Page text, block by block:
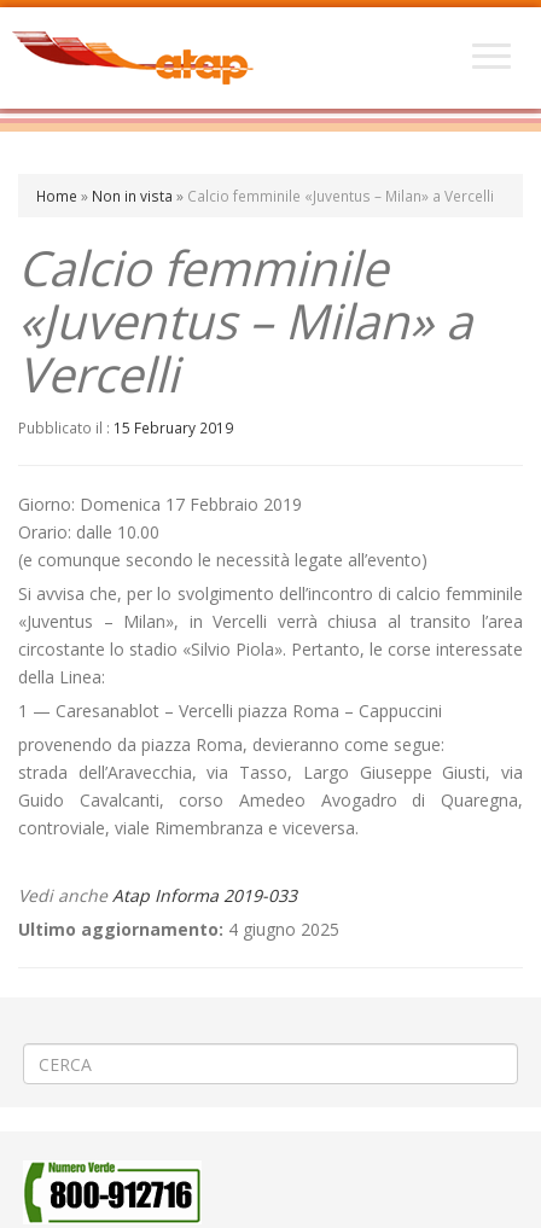
Home » Non in vista » Calcio femminile «Juventus – Milan» a Vercelli
Calcio femminile
«Juventus – Milan» a
Vercelli
Pubblicato il : 15 February 2019
Giorno: Domenica 17 Febbraio 2019
Orario: dalle 10.00
(e comunque secondo le necessità legate all’evento)
Si avvisa che, per lo svolgimento dell’incontro di calcio femminile
«Juventus – Milan», in Vercelli verrà chiusa al transito l’area
circostante lo stadio «Silvio Piola». Pertanto, le corse interessate
della Linea:
1 — Caresanablot – Vercelli piazza Roma – Cappuccini
provenendo da piazza Roma, devieranno come segue:
strada dell’Aravecchia, via Tasso, Largo Giuseppe Giusti, via
Guido Cavalcanti, corso Amedeo Avogadro di Quaregna,
controviale, viale Rimembranza e viceversa.
Vedi ancheAtap Informa 2019-033
Ultimo aggiornamento: 4 giugno 2025